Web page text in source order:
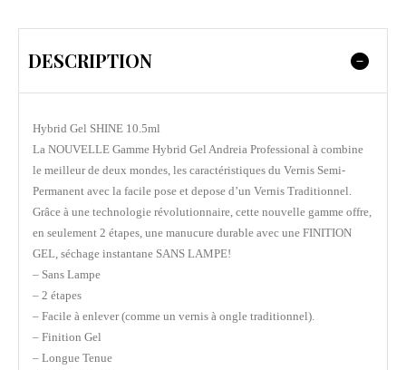
DESCRIPTION
Hybrid Gel SHINE 10.5ml
La NOUVELLE Gamme Hybrid Gel Andreia Professional à combine
le meilleur de deux mondes, les caractéristiques du Vernis Semi-
Permanent avec la facile pose et depose d’un Vernis Traditionnel.
Grâce à une technologie révolutionnaire, cette nouvelle gamme offre,
en seulement 2 étapes, une manucure durable avec une FINITION
GEL, séchage instantane SANS LAMPE!
– Sans Lampe
– 2 étapes
– Facile à enlever (comme un vernis à ongle traditionnel).
– Finition Gel
– Longue Tenue